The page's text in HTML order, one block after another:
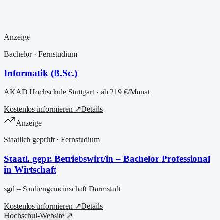
Anzeige
Bachelor· Fernstudium
Informatik (B.Sc.)
AKAD Hochschule Stuttgart · ab 219 €/Monat
Kostenlos informieren ↗Details
Anzeige
Staatlich geprüft · Fernstudium
Staatl. gepr. Betriebswirt/in – Bachelor Professional
in Wirtschaft
sgd – Studiengemeinschaft Darmstadt
Kostenlos informieren ↗Details
Hochschul-Website ↗